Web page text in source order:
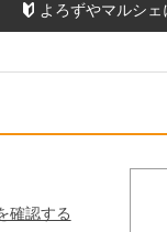
よろずやマルシェ
確認する